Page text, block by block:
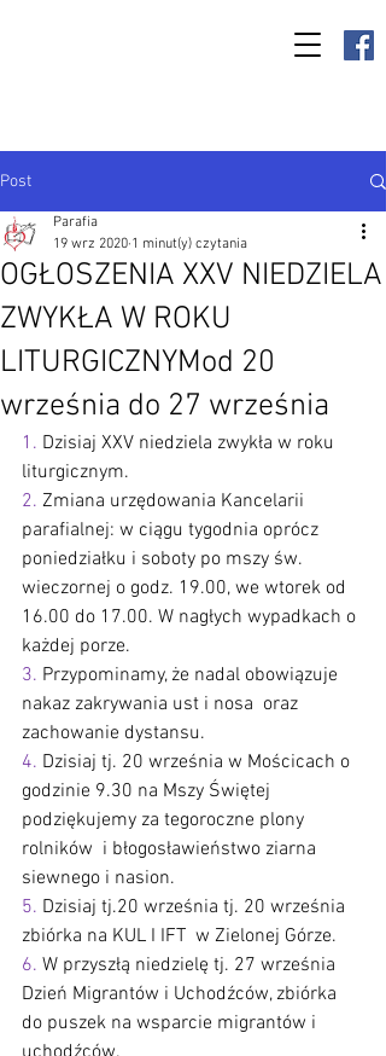
Post
OGŁOSZENIA XXV NIEDZIELA
ZWYKŁA W ROKU
LITURGICZNYMod 20
września do 27 września
Parafia
19 wrz 2020 1 minut(y) czytania
1. Dzisiaj XXV niedziela zwykła w roku
liturgicznym.
2. Zmiana urzędowania Kancelarii
parafialnej: w ciągu tygodnia oprócz
poniedziałku i soboty po mszy św.
wieczornej o godz. 19.00, we wtorek od
16.00 do 17.00. W nagłych wypadkach o
każdej porze.
3. Przypominamy, że nadal obowiązuje
nakaz zakrywania ust i nosa  oraz
zachowanie dystansu.
4. Dzisiaj tj. 20 września w Mościcach o
godzinie 9.30 na Mszy Świętej
podziękujemy za tegoroczne plony
rolników  i błogosławieństwo ziarna
siewnego i nasion.
5. Dzisiaj tj.20 września tj. 20 września
zbiórka na KUL I IFT  w Zielonej Górze.
6. W przyszłą niedzielę tj. 27 września
Dzień Migrantów i Uchodźców, zbiórka
do puszek na wsparcie migrantów i